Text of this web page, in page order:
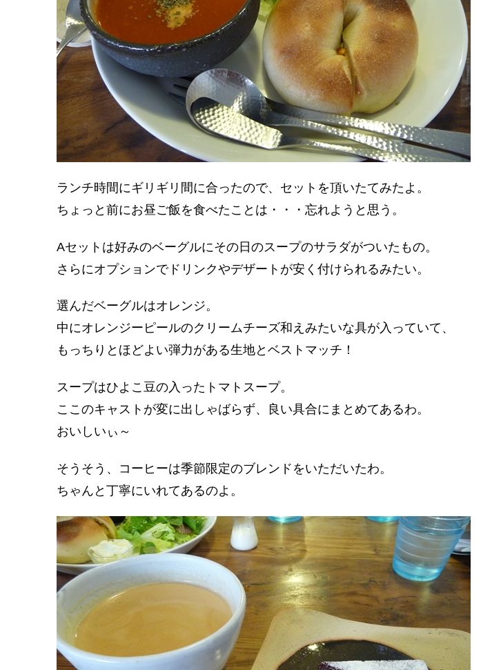
ランチ時間にギリギリ間に合ったので、セットを頂いたてみたよ。
ちょっと前にお昼ご飯を食べたことは・・・忘れようと思う。
Aセットは好みのベーグルにその日のスープのサラダがついたもの。
さらにオプションでドリンクやデザートが安く付けられるみたい。
選んだベーグルはオレンジ。
中にオレンジーピールのクリームチーズ和えみたいな具が入っていて、
もっちりとほどよい弾力がある生地とベストマッチ！
スープはひよこ豆の入ったトマトスープ。
ここのキャストが変に出しゃばらず、良い具合にまとめてあるわ。
おいしいぃ～
そうそう、コーヒーは季節限定のブレンドをいただいたわ。
ちゃんと丁寧にいれてあるのよ。